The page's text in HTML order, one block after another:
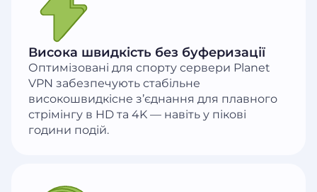
Висока швидкість без буферизації
Оптимізовані для спорту сервери Planet
VPN забезпечують стабільне
високошвидкісне з’єднання для плавного
стрімінгу в HD та 4K — навіть у пікові
години подій.